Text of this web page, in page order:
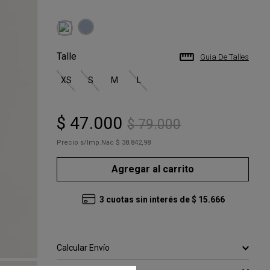
Talle
XS S M L
Guia De Talles
$ 47.000 $ 79.000
Precio s/Imp.Nac $ 38.842,98
Agregar al carrito
3 cuotas sin interés de $ 15.666
Calcular Envío